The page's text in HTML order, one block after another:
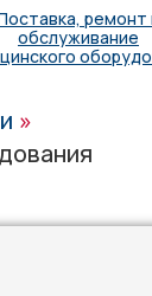
ремонт
обслуживание
»